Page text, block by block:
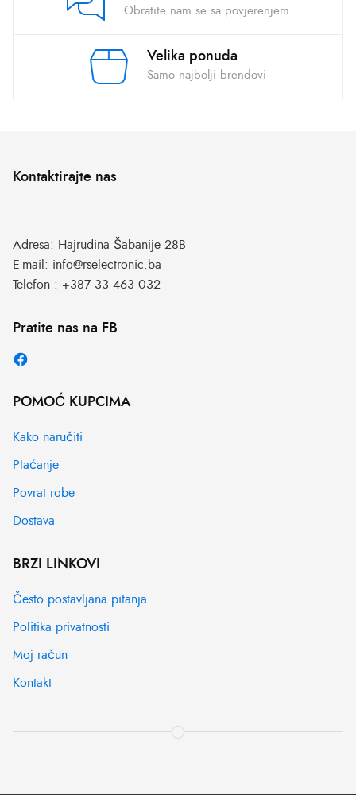
Obratite nam se sa povjerenjem
Velika ponuda
Samo najbolji brendovi
Kontaktirajte nas
Adresa: Hajrudina Šabanije 28B
E-mail: info@rselectronic.ba
Telefon : +387 33 463 032
Pratite nas na FB
POMOĆ KUPCIMA
Kako naručiti
Plaćanje
Povrat robe
Dostava
BRZI LINKOVI
Često postavljana pitanja
Politika privatnosti
Moj račun
Kontakt